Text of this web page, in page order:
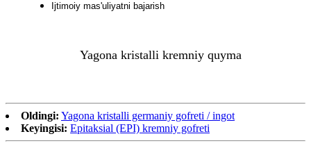
Ijtimoiy mas'uliyatni bajarish
Yagona kristalli kremniy quyma
Oldingi: Yagona kristalli germaniy gofreti / ingot
Keyingisi: Epitaksial (EPI) kremniy gofreti